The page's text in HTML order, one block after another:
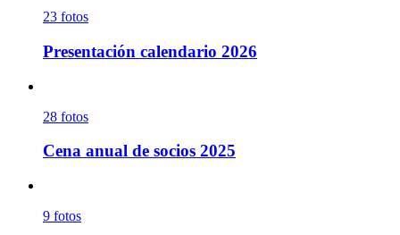
23 fotos
Presentación calendario 2026
28 fotos
Cena anual de socios 2025
9 fotos